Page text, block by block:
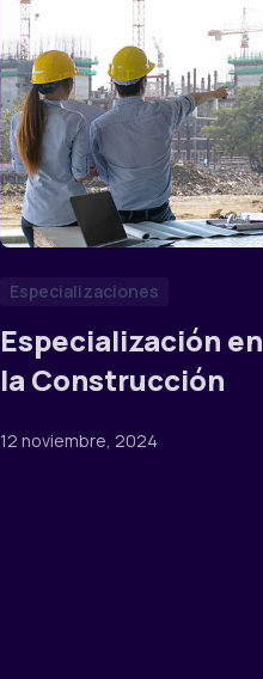
Especializaciones
Especialización
la Construcción
12 noviembre, 2024